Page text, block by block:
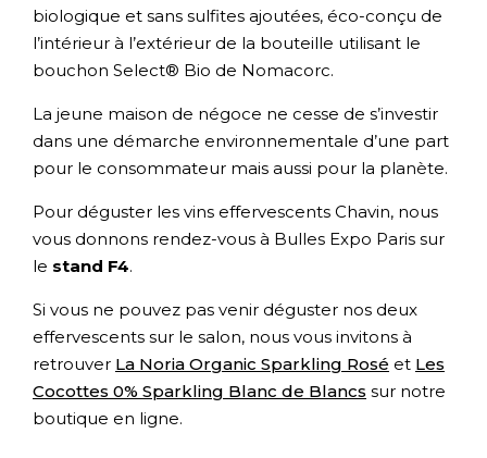
biologique et sans sulfites ajoutées, éco-conçu de
l’intérieur à l’extérieur de la bouteille utilisant le
bouchon Select® Bio de Nomacorc.
La jeune maison de négoce ne cesse de s’investir
dans une démarche environnementale d’une part
pour le consommateur mais aussi pour la planète.
Pour déguster les vins effervescents Chavin, nous
vous donnons rendez-vous à Bulles Expo Paris sur
le stand F4.
Si vous ne pouvez pas venir déguster nos deux
effervescents sur le salon, nous vous invitons à
retrouver La Noria Organic Sparkling Rosé et Les
Cocottes 0% Sparkling Blanc de Blancs sur notre
boutique en ligne.